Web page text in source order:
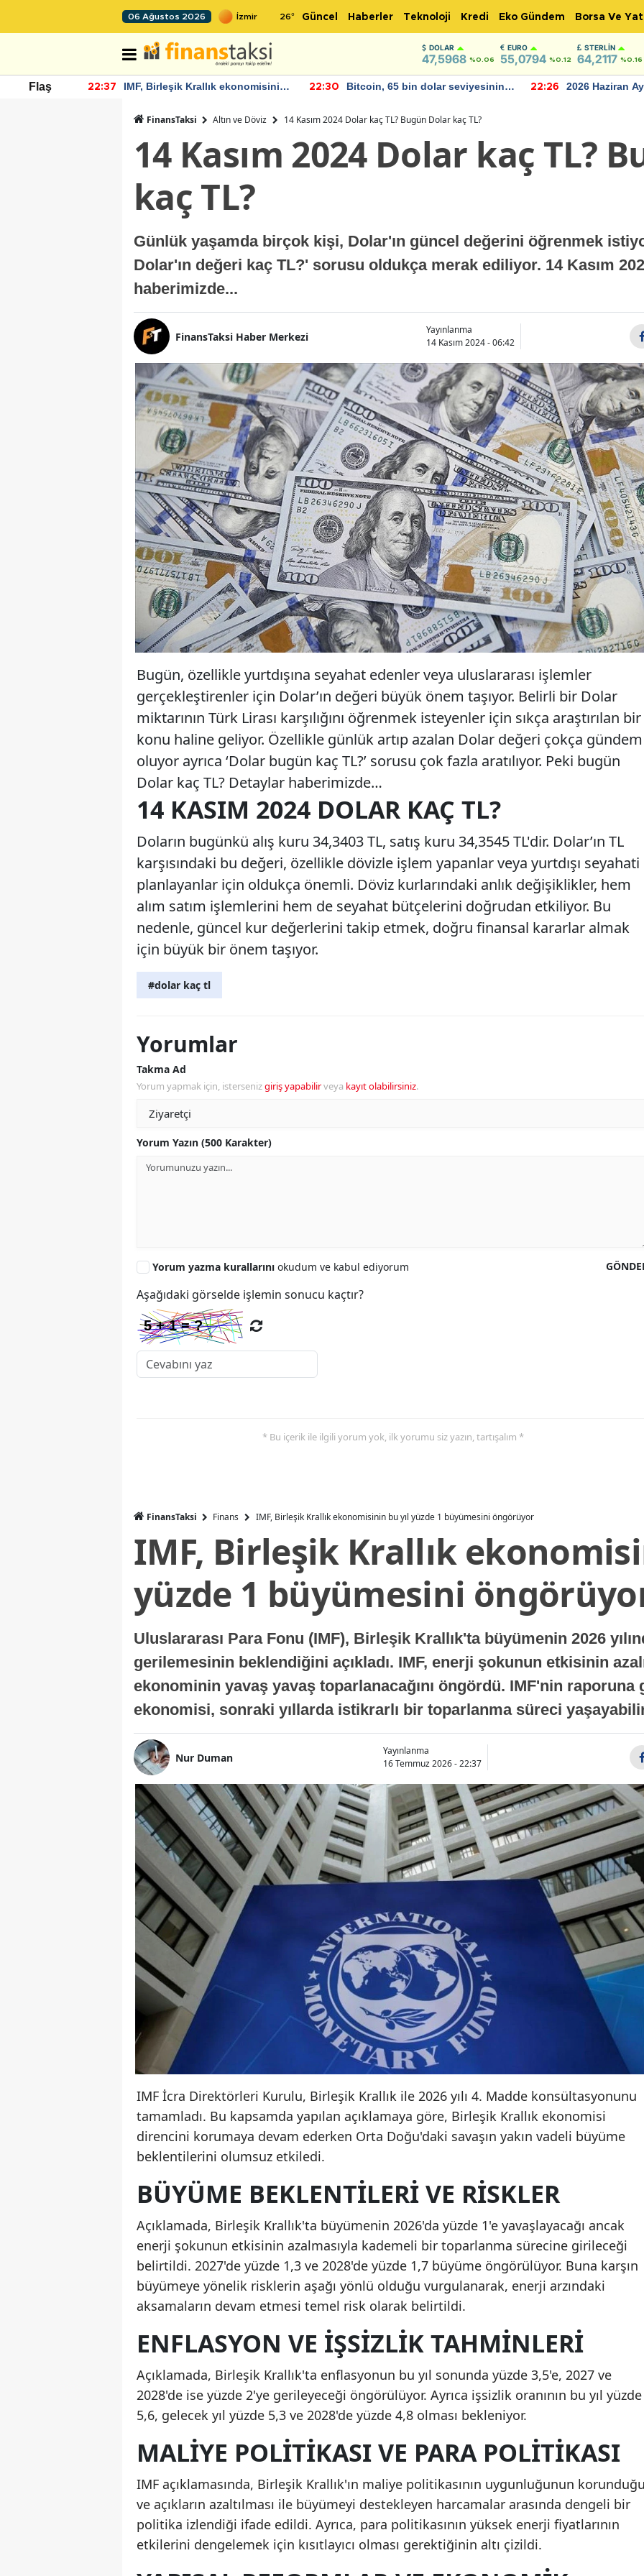
06 Ağustos 2026 26° Güncel Haberler Teknoloji Kredi Eko Gündem Borsa Ve
DOLAR
47,5968 %0.06
EURO
55,0794 %0.12
STERLIN
64,2117 %0.16
Flaş
ekonomisinin
22:30
Bitcoin, 65 bin dolar seviyesinin
22:26
2026 Haziran Ayında Bütçe Artışı
22:24
TCMB'nin
FinansTaksi Altın ve Döviz 14 Kasım 2024 Dolar kaç TL? Bugün Dolar kaç TL?
14 Kasım 2024 Dolar kaç TL?
kaç TL?
Günlük yaşamda birçok kişi, Dolar'ın güncel değerini öğrenmek
Dolar'ın değeri kaç TL?' sorusu oldukça merak ediliyor. 14 Kasım
haberimizde...
FinansTaksi Haber Merkezi
Yayınlanma
14 Kasım 2024 - 06:42
Bugün, özellikle yurtdışına seyahat edenler veya uluslararası işlemler
gerçekleştirenler için Dolar’ın değeri büyük önem taşıyor. Belirli bir Dolar
miktarının Türk Lirası karşılığını öğrenmek isteyenler için sıkça araştırılan bir
konu haline geliyor. Özellikle günlük artıp azalan Dolar değeri çokça gündem
oluyor ayrıca ‘Dolar bugün kaç TL?’ sorusu çok fazla aratılıyor. Peki bugün
Dolar kaç TL? Detaylar haberimizde…
14 KASIM 2024 DOLAR KAÇ TL?
Doların bugünkü alış kuru 34,3403 TL, satış kuru 34,3545 TL'dir. Dolar’ın TL
karşısındaki bu değeri, özellikle dövizle işlem yapanlar veya yurtdışı seyahati
planlayanlar için oldukça önemli. Döviz kurlarındaki anlık değişiklikler, hem
alım satım işlemlerini hem de seyahat bütçelerini doğrudan etkiliyor. Bu
nedenle, güncel kur değerlerini takip etmek, doğru finansal kararlar almak
için büyük bir önem taşıyor.
#dolar kaç tl
Yorumlar
Takma Ad
Yorum yapmak için, istersenizgiriş yapabilirveya kayıt olabilirsiniz.
Yorum Yazın (500 Karakter)
Yorum yazma kurallarını okudum ve kabul ediyorum
Aşağıdaki görselde işlemin sonucu kaçtır?
* Bu içerik ile ilgili yorum yok, ilk yorumu siz yazın, tartışalım *
FinansTaksi Finans IMF, Birleşik Krallık ekonomisinin bu yıl yüzde 1 büyümesini öngörüyor
IMF, Birleşik Krallık
yüzde 1 büyümesini
Uluslararası Para Fonu (IMF), Birleşik Krallık'ta büyümenin 2026
gerilemesinin beklendiğini açıkladı. IMF, enerji şokunun etkisinin
ekonominin yavaş yavaş toparlanacağını öngördü. IMF'nin raporuna
ekonomisi, sonraki yıllarda istikrarlı bir toparlanma süreci
Nur Duman
Yayınlanma
16 Temmuz 2026 - 22:37
IMF İcra Direktörleri Kurulu, Birleşik Krallık ile 2026 yılı 4. Madde konsültasyonunu
tamamladı. Bu kapsamda yapılan açıklamaya göre, Birleşik Krallık ekonomisi
direncini korumaya devam ederken Orta Doğu'daki savaşın yakın vadeli büyüme
beklentilerini olumsuz etkiledi.
BÜYÜME BEKLENTILERI VE RISKLER
Açıklamada, Birleşik Krallık'ta büyümenin 2026'da yüzde 1'e yavaşlayacağı ancak
enerji şokunun etkisinin azalmasıyla kademeli bir toparlanma sürecine girileceği
belirtildi. 2027'de yüzde 1,3 ve 2028'de yüzde 1,7 büyüme öngörülüyor. Buna karşın
büyümeye yönelik risklerin aşağı yönlü olduğu vurgulanarak, enerji arzındaki
aksamaların devam etmesi temel risk olarak belirtildi.
ENFLASYON VE İŞSIZLIK TAHMINLERI
Açıklamada, Birleşik Krallık'ta enflasyonun bu yıl sonunda yüzde 3,5'e, 2027 ve
2028'de ise yüzde 2'ye gerileyeceği öngörülüyor. Ayrıca işsizlik oranının bu yıl yüzde
5,6, gelecek yıl yüzde 5,3 ve 2028'de yüzde 4,8 olması bekleniyor.
MALIYE POLITIKASI VE PARA POLITIKASI
IMF açıklamasında, Birleşik Krallık'ın maliye politikasının uygunluğunun
ve açıkların azaltılması ile büyümeyi destekleyen harcamalar arasında dengeli bir
politika izlendiği ifade edildi. Ayrıca, para politikasının yüksek enerji fiyatlarının
etkilerini dengelemek için kısıtlayıcı olması gerektiğinin altı çizildi.